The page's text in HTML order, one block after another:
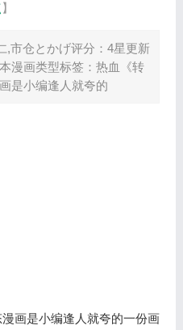
】
,市仓とかげ评分：4星更新
漫画类型标签：热血《转
是小编逢人就夸的
画是小编逢人就夸的一份画